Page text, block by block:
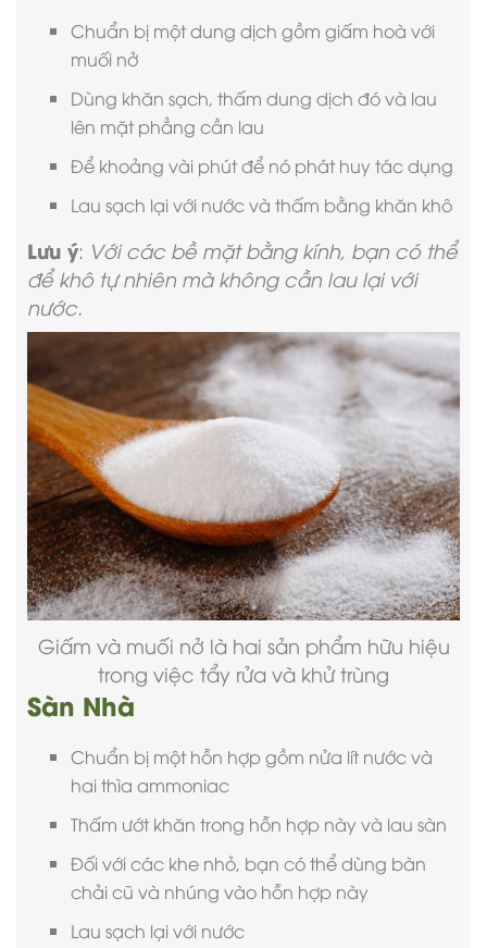
Chuẩn bị một dung dịch gồm giấm hoà với
muối nở
Dùng khăn sạch, thấm dung dịch đó và lau
lên mặt phẳng cần lau
Để khoảng vài phút để nó phát huy tác dụng
Lau sạch lại với nước và thấm bằng khăn khô
Lưu ý: Với các bề mặt bằng kính, bạn có thể
để khô tự nhiên mà không cần lau lại với
nước.
Giấm và muối nở là hai sản phẩm hữu hiệu
trong việc tẩy rửa và khử trùng
Sàn Nhà
Chuẩn bị một hỗn hợp gồm nửa lít nước và
hai thìa ammoniac
Thấm ướt khăn trong hỗn hợp này và lau sàn
Đối với các khe nhỏ, bạn có thể dùng bàn
chải cũ và nhúng vào hỗn hợp này
Lau sạch lại với nước